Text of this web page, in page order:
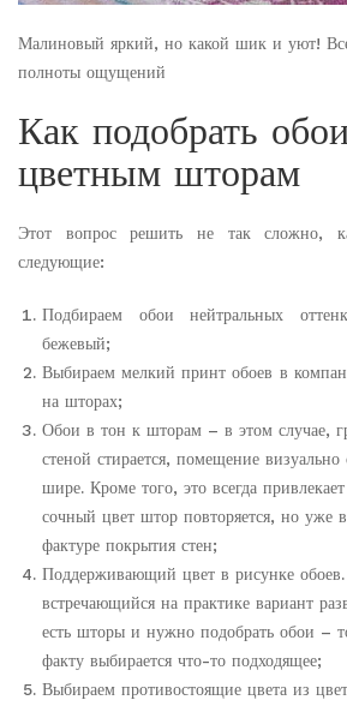
Малиновый яркий, но какой шик и уют!
полноты ощущений
Как подобрать
цветным шторам
Этот вопрос решить не так сложно,
следующие:
Подбираем обои нейтральных
бежевый;
Выбираем мелкий принт обоев в
на шторах;
Обои в тон к шторам – в этом случае,
стеной стирается, помещение визуально
шире. Кроме того, это всегда
сочный цвет штор повторяется, но уже
фактуре покрытия стен;
Поддерживающий цвет в рисунке обоев.
встречающийся на практике вариант
есть шторы и нужно подобрать обои –
факту выбирается что-то подходящее;
Выбираем противостоящие цвета из